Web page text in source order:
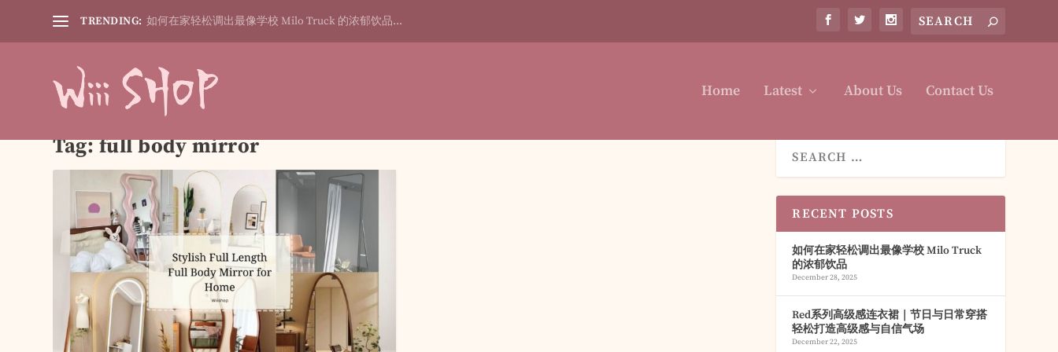
TRENDING: 如何在家轻松调出最像学校 Milo Truck 的浓郁饮品...
Home Latest About Us Contact Us
Tag:full body mirror
RECENT POSTS
如何在家轻松调出最像学校 Milo Truck
的浓郁饮品
December 28, 2025
Red系列高级感连衣裙｜节日与日常穿搭
轻松打造高级感与自信气场
December 22, 2025